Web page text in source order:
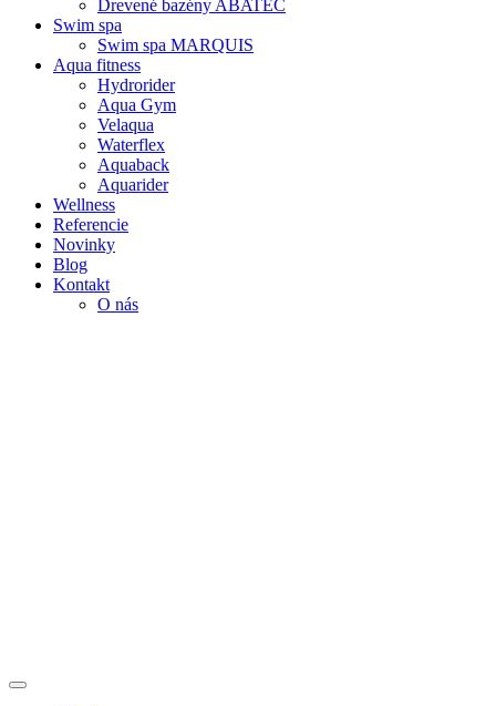
Drevené bazény ABATEC
Swim spa
Swim spa MARQUIS
Aqua fitness
Hydrorider
Aqua Gym
Velaqua
Waterflex
Aquaback
Aquarider
Wellness
Referencie
Novinky
Blog
Kontakt
O nás